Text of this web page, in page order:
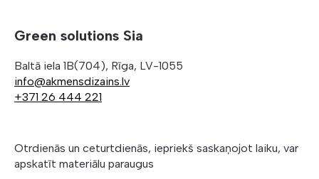
Green solutions Sia
Baltā iela 1B(704), Rīga, LV-1055
info@akmensdizains.lv
+371 26 444 221
Otrdienās un ceturtdienās, iepriekš saskaņojot laiku, var
apskatīt materiālu paraugus